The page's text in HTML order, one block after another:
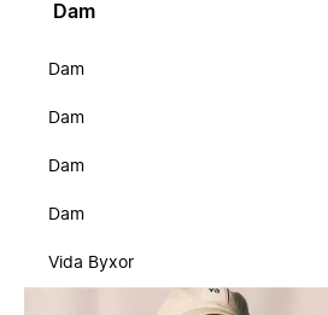
Dam
Dam
Dam
Dam
Dam
Vida Byxor